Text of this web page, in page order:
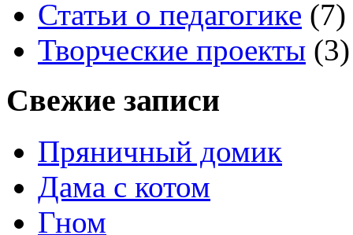
Статьи о педагогике (7)
Творческие проекты (3)
Свежие записи
Пряничный домик
Дама с котом
Гном